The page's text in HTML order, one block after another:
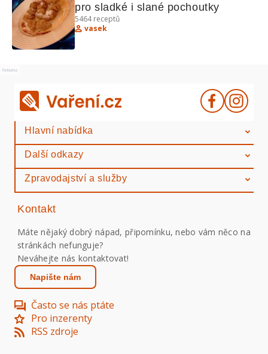
pro sladké i slané pochoutky
5464receptů
vasek
Reklama
Hlavní nabídka
Další odkazy
Zpravodajství a služby
Kontakt
Máte nějaký dobrý nápad, připomínku, nebo vám něco na
stránkách nefunguje?
Neváhejte nás kontaktovat!
Napište nám
Často se nás ptáte
Pro inzerenty
RSS zdroje